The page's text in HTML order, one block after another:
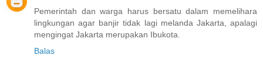
Pemerintah dan warga harus bersatu dalam memelihara
lingkungan agar banjir tidak lagi melanda Jakarta, apalagi
mengingat Jakarta merupakan Ibukota.
Balas